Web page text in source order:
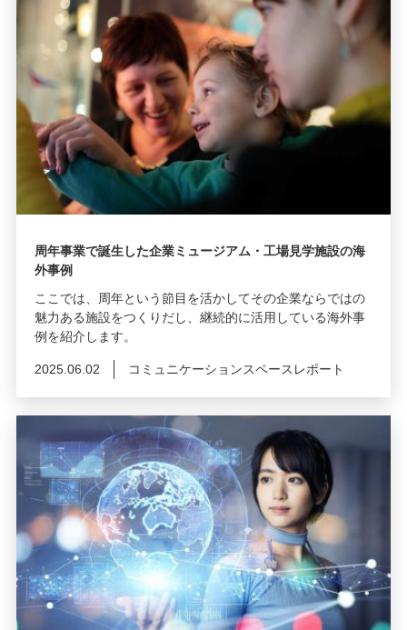
周年事業で誕生した企業ミュージアム・工場見学施設の海
外事例
ここでは、周年という節目を活かしてその企業ならではの
魅力ある施設をつくりだし、継続的に活用している海外事
例を紹介します。
2025.06.02 コミュニケーションスペースレポート